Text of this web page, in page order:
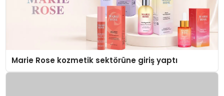
Marie Rose kozmetik sektörüne giriş yaptı